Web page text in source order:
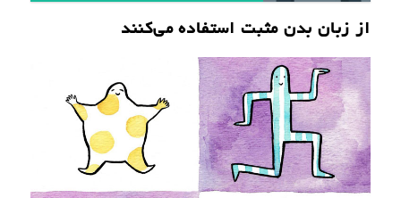
از زبان بدن مثبت استفاده می‌کنند